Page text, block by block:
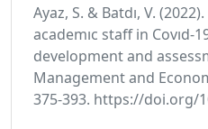
Ayaz, S. & Batdı, V.
academıc staff in Covıd-
development and
Management and
375-393. https://doi.org/